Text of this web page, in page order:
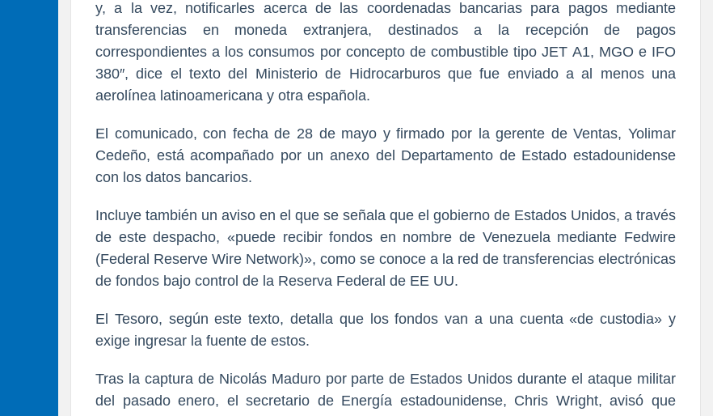
y, a la vez, notificarles acerca de las coordenadas bancarias para pagos mediante
transferencias en moneda extranjera, destinados a la recepción de pagos
correspondientes a los consumos por concepto de combustible tipo JET A1, MGO e IFO
380″, dice el texto del Ministerio de Hidrocarburos que fue enviado a al menos una
aerolínea latinoamericana y otra española.
El comunicado, con fecha de 28 de mayo y firmado por la gerente de Ventas, Yolimar
Cedeño, está acompañado por un anexo del Departamento de Estado estadounidense
con los datos bancarios.
Incluye también un aviso en el que se señala que el gobierno de Estados Unidos, a través
de este despacho, «puede recibir fondos en nombre de Venezuela mediante Fedwire
(Federal Reserve Wire Network)», como se conoce a la red de transferencias electrónicas
de fondos bajo control de la Reserva Federal de EE UU.
El Tesoro, según este texto, detalla que los fondos van a una cuenta «de custodia» y
exige ingresar la fuente de estos.
Tras la captura de Nicolás Maduro por parte de Estados Unidos durante el ataque militar
del pasado enero, el secretario de Energía estadounidense, Chris Wright, avisó que